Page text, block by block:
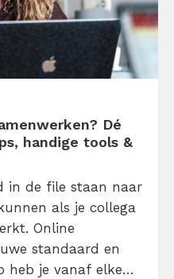
Dé
handige tools &
in de file staan naar
als je collega
Online
standaard en
heb je vanaf elke